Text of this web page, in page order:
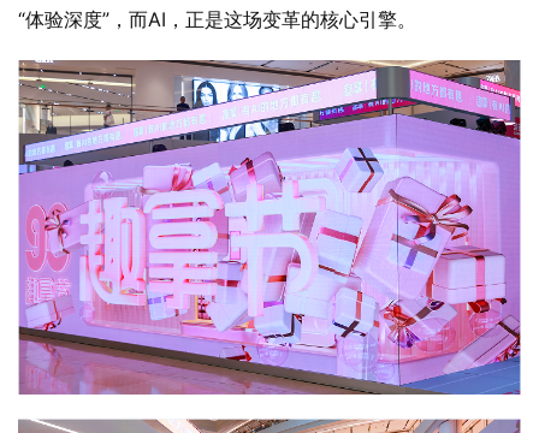
“体验深度”，而AI，正是这场变革的核心引擎。